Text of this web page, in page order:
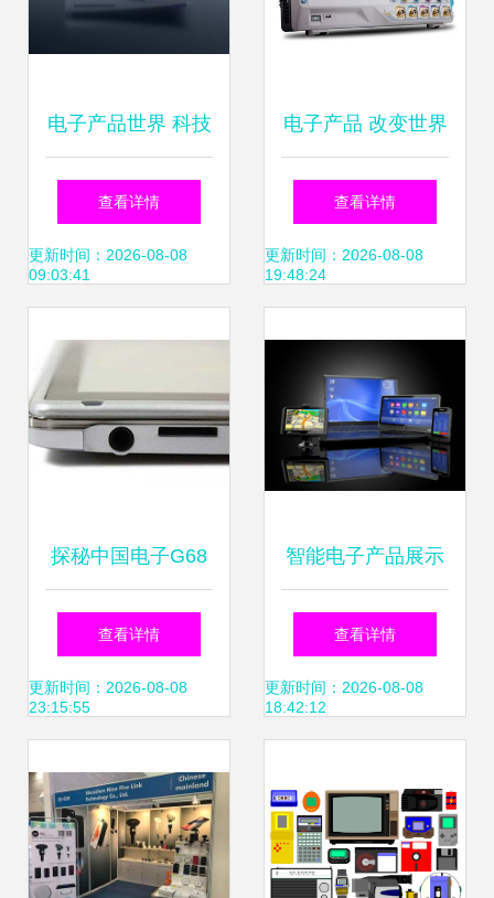
电子产品世界 科技
如何重塑我们的日
常生活
查看详情
更新时间：2026-08-08
09:03:41
电子产品 改变世界
的创新与未来趋势
查看详情
更新时间：2026-08-08
19:48:24
探秘中国电子G68
高清产品图赏与技
术解析
查看详情
更新时间：2026-08-08
23:15:55
智能电子产品展示
从高清素材到营销
升级的视觉之道
查看详情
更新时间：2026-08-08
18:42:12